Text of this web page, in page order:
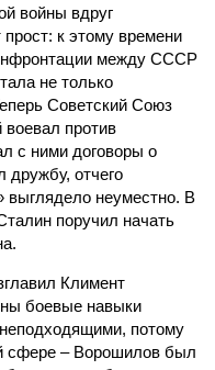
войны вдруг
к этому времени
между СССР
не только
Советский Союз
против
с ними договоры о
дружбу, отчего
выглядело неуместно. В
поручил начать
Климент
боевые навыки
потому
сфере – Ворошилов был